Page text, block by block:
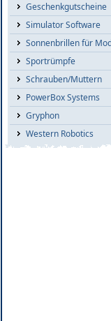
Geschenkgutscheine
Simulator Software
Sonnenbrillen für
Sportrümpfe
Schrauben/Muttern
PowerBox Systems
Gryphon
Western Robotics